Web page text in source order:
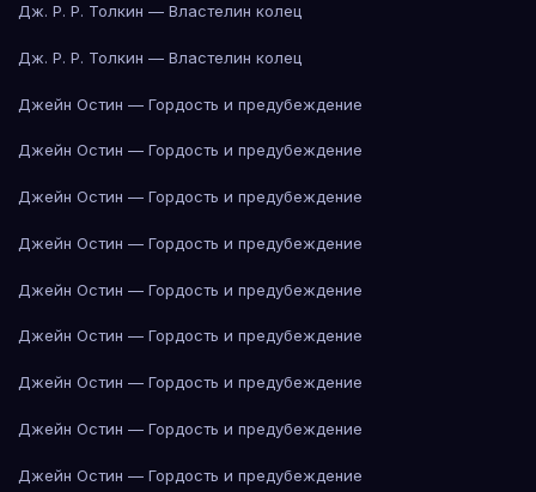
Дж. Р. Р. Толкин — Властелин колец
Дж. Р. Р. Толкин — Властелин колец
Джейн Остин — Гордость и предубеждение
Джейн Остин — Гордость и предубеждение
Джейн Остин — Гордость и предубеждение
Джейн Остин — Гордость и предубеждение
Джейн Остин — Гордость и предубеждение
Джейн Остин — Гордость и предубеждение
Джейн Остин — Гордость и предубеждение
Джейн Остин — Гордость и предубеждение
Джейн Остин — Гордость и предубеждение